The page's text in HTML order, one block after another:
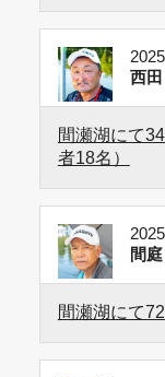
西
間瀬湖にて
者18名）
間
間瀬湖にて